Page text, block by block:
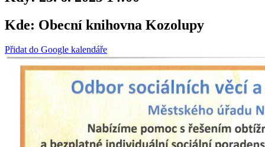
Kde: Obecní knihovna Kozolupy
Přidat do Google kalendáře